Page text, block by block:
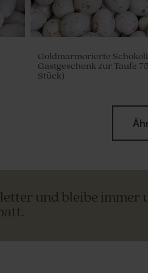
Goldmarmorierte
Gastgeschenk zur Taufe
Stück)
und bleibe immer